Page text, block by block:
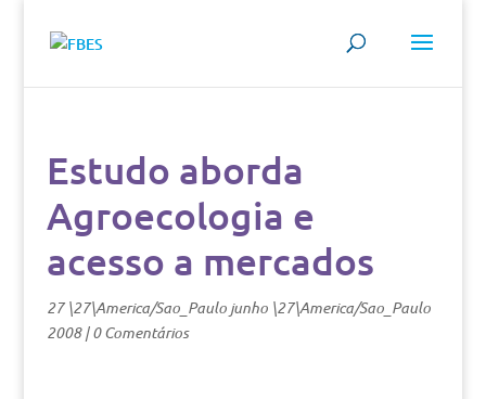
Estudo aborda
Agroecologia e
acesso a mercados
27 \27\America/Sao_Paulo junho \27\America/Sao_Paulo
2008|0 Comentários